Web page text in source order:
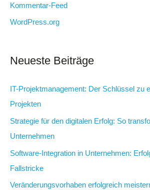
Kommentar-Feed
WordPress.org
Neueste Beiträge
IT-Projektmanagement: Der Schlüssel zu
Projekten
Strategie für den digitalen Erfolg: So
Unternehmen
Software-Integration in Unternehmen:
Fallstricke
Veränderungsvorhaben erfolgreich